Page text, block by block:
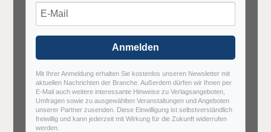
Anmelden
Mit Ihrer Anmeldung erhalten Sie kostenlos unseren Newsletter mit
aktuellen Nachrichten der Branche. Außerdem dürfen wir Ihnen per
E-Mail auch weitere interessante Hinweise zu Verlagsangeboten,
Umfragen sowie zu ausgewählten Veranstaltungen und Angeboten
unserer Partner zusenden. Diese Einwilligung ist selbstverständlich
freiwillig und kann jederzeit mit Wirkung für die Zukunft widerrufen
werden.